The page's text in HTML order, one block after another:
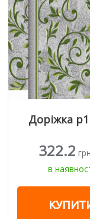
Доріжка р1161
322.2грн./м2
в наявності
КУПИТИ